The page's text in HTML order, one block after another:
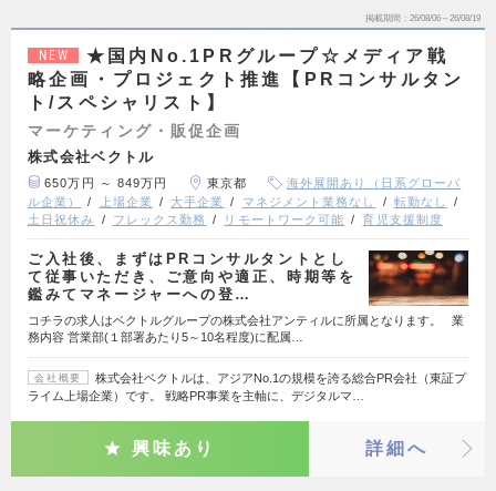
掲載期間 26/08/06～26/08/19
NEW
★国内No.1PRグループ☆メディア戦
略企画・プロジェクト推進【PRコンサルタン
ト/スペシャリスト】
マーケティング・販促企画
株式会社ベクトル
650万円 ～ 849万円 東京都
海外展開あり（日系グローバ
ル企業）
上場企業 大手企業 マネジメント業務なし
転勤なし
土日祝休み
フレックス勤務 リモートワーク可能 育児支援制度
ご入社後、まずはPRコンサルタントとし
て従事いただき、ご意向や適正、時期等を
鑑みてマネージャーへの登…
コチラの求人はベクトルグループの株式会社アンティルに所属となります。 業
務内容 営業部(１部署あたり5～10名程度)に配属…
会社概要
株式会社ベクトルは、アジアNo.1の規模を誇る総合PR会社（東証プ
ライム上場企業）です。 戦略PR事業を主軸に、デジタルマ…
興味あり 詳細へ